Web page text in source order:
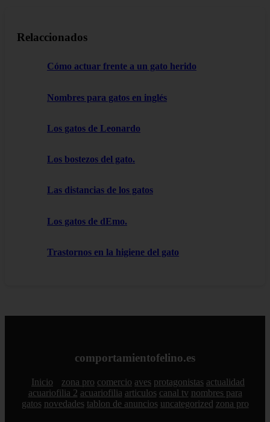
Relaccionados
Cómo actuar frente a un gato herido
Nombres para gatos en inglés
Los gatos de Leonardo
Los bostezos del gato.
Las distancias de los gatos
Los gatos de dEmo.
Trastornos en la higiene del gato
comportamientofelino.es
Inicio zona pro comercio aves protagonistas actualidad
acuariofilia 2 acuariofilia articulos canal tv nombres para
gatos novedades tablon de anuncios uncategorized zona pro